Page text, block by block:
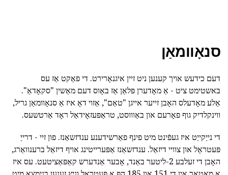
סנאָוומאַן
דעם כידעש אויך קענען ניט זיין איגנאָרירט. די פאַקט אַז עס
באשטימט ציט - אַ מאָדערן פּלאַן אַז באָוס דעם מאַשין "סקאָדאַ".
אַלע מאָדעלס האָבן זייער אייגן "טאַם", אַזוי דאָ איז אַ סנאָוומאַן גריל,
ווינקלדיק גוף פאָרעם און באַוווסט, טראַפּעזאָידאַל ראָד אַרטשעס.
די נייַקייַט איז געפֿינט מיט פינף פאַרשידענע ענדזשאַנז. פון זיי - דרייַ
פּעטראָל און צוויי דיזאַל. ענדזשאַנז אַפּערייטינג אויף דיזאַל ברענוואַרג,
האָבן די זעלבע 2-ליטער באַנד, אָבער אַנדערש קאַפּאַציטעט. עס איז